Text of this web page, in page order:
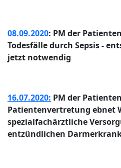
08.09.2020: PM der
Todesfälle durch Sepsis -
jetzt notwendig
16.07.2020: PM der
Patientenvertretung ebnet
spezialfachärztliche
entzündlichen